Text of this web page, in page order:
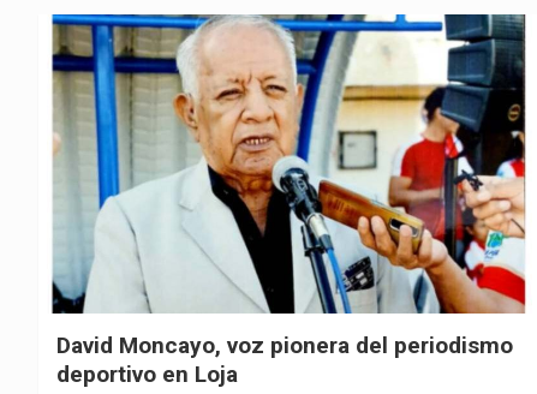
David Moncayo, voz pionera del periodismo
deportivo en Loja